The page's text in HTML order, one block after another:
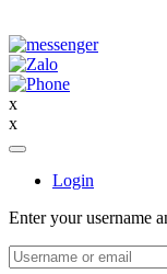
x
x
Login
Enter your username